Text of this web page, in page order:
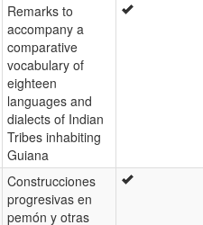
Remarks to
accompany a
comparative
vocabulary of
eighteen
languages and
dialects of Indian
Tribes inhabiting
Guiana
Construcciones
progresivas en
pemón y otras